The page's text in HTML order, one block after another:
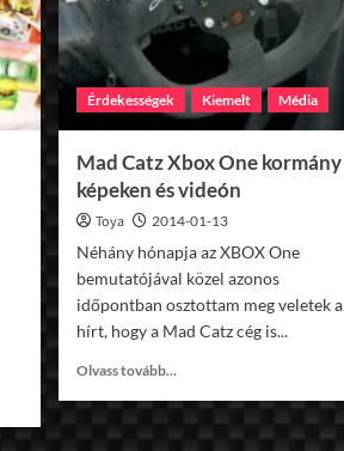
Érdekességek Kiemelt Média
Mad Catz Xbox One kormány
képeken és videón
Toya 2014-01-13
Néhány hónapja az XBOX One
bemutatójával közel azonos
időpontban osztottam meg veletek a
hírt, hogy a Mad Catz cég is...
Olvass tovább...
about